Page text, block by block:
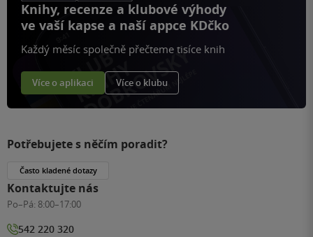
Knihy, recenze a klubové výhody
ve vaší kapse a naší appce KDčko
Každý měsíc společně přečteme tisíce knih
Více o aplikaci Více o klubu
Potřebujete s něčím poradit?
Často kladené dotazy
Kontaktujte nás
Po–Pá: 8:00–17:00
542 220 320